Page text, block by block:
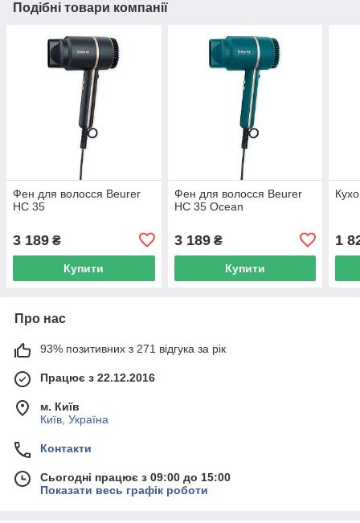
Подібні товари компанії
Фен для волосся Beurer
HC 35
3 189 ₴
Купити
Фен для волосся Beurer
HC 35 Ocean
3 189₴
Купити
1
Про нас
93% позитивних з 271 відгука за рік
Працює з 22.12.2016
м. Київ
Київ, Україна
Контакти
Сьогодні працює з 09:00 до 15:00
Показати весь графік роботи